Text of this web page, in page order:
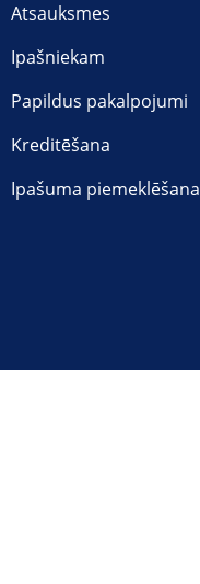
Atsauksmes
Ipašniekam
Papildus pakalpojumi
Kreditēšana
Ipašuma piemeklēšana